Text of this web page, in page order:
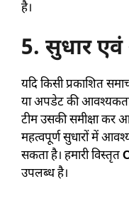
है।
5. सुधार
यदि किसी प्रकाशित
या अपडेट की आवश्यकता
टीम उसकी समीक्षा कर
महत्वपूर्ण सुधारों में
सकता है। हमारी विस्तृत
उपलब्ध है।